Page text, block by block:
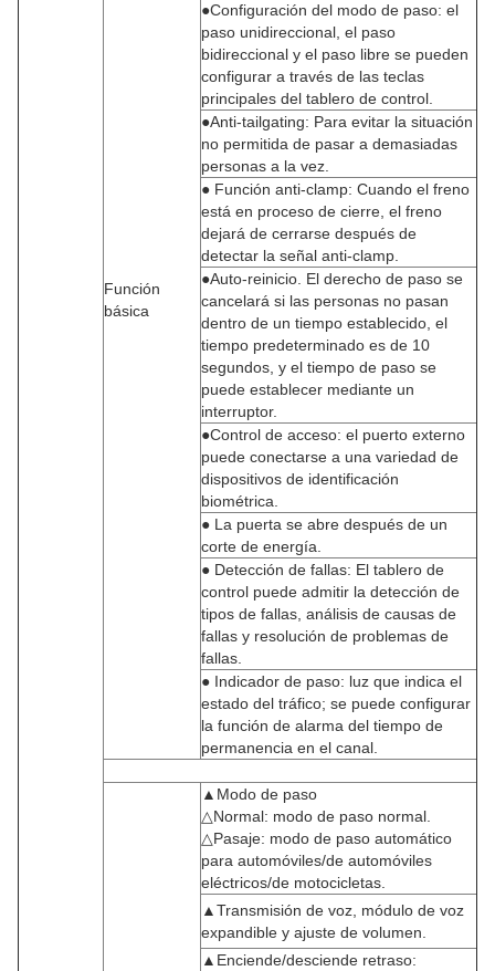
Función
básica
●Configuración del modo de paso: el
paso unidireccional, el paso
bidireccional y el paso libre se pueden
configurar a través de las teclas
principales del tablero de control.
●Anti-tailgating: Para evitar la situación
no permitida de pasar a demasiadas
personas a la vez.
● Función anti-clamp: Cuando el freno
está en proceso de cierre, el freno
dejará de cerrarse después de
detectar la señal anti-clamp.
●Auto-reinicio. El derecho de paso se
cancelará si las personas no pasan
dentro de un tiempo establecido, el
tiempo predeterminado es de 10
segundos, y el tiempo de paso se
puede establecer mediante un
interruptor.
●Control de acceso: el puerto externo
puede conectarse a una variedad de
dispositivos de identificación
biométrica.
● La puerta se abre después de un
corte de energía.
● Detección de fallas: El tablero de
control puede admitir la detección de
tipos de fallas, análisis de causas de
fallas y resolución de problemas de
fallas.
● Indicador de paso: luz que indica el
estado del tráfico; se puede configurar
la función de alarma del tiempo de
permanencia en el canal.
▲Modo de paso
△Normal: modo de paso normal.
△Pasaje: modo de paso automático
para automóviles/de automóviles
eléctricos/de motocicletas.
▲Transmisión de voz, módulo de voz
expandible y ajuste de volumen.
▲Enciende/desciende retraso: